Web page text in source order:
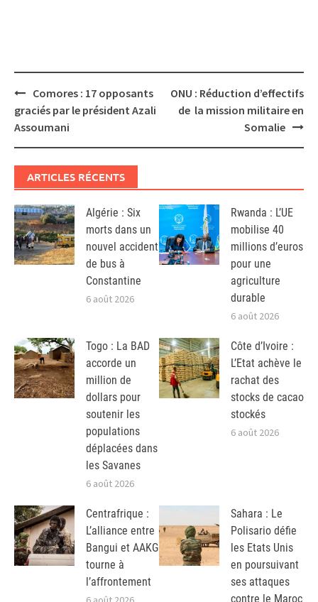
Post
navigation
Comores : 17 opposants
graciés par le président Azali
Assoumani
ONU : Réduction d’effectifs
de la mission militaire en
Somalie
ARTICLES RÉCENTS
Algérie : Six
morts dans un
nouvel accident
de bus à
Constantine
6 août 2026
Rwanda : L’UE
mobilise 40
millions d’euros
pour une
agriculture
durable
6 août 2026
Togo : La BAD
accorde un
million de
dollars pour
soutenir les
populations
déplacées dans
les Savanes
6 août 2026
Côte d’Ivoire :
L’Etat achève le
rachat des
stocks de cacao
stockés
6 août 2026
Centrafrique :
L’alliance entre
Bangui et AAKG
tourne à
l’affrontement
Sahara : Le
Polisario défie
les Etats Unis
en poursuivant
ses attaques
contre le Maroc